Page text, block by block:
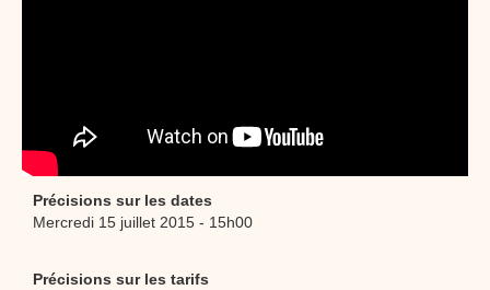
Précisions sur les dates
Mercredi 15 juillet 2015 - 15h00
Précisions sur les tarifs